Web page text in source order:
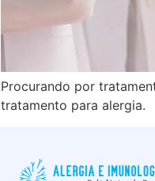
Procurando por
tratamento para alergia.